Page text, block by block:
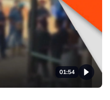
01:54